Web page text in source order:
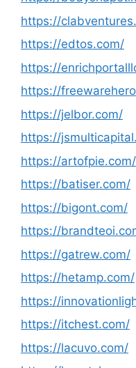
https://
https://edtos.com/
https://
https://
https://jelbor.com/
https://
https://artofpie.com/
https://batiser.com/
https://bigont.com/
https://
https://gatrew.com/
https://hetamp.com/
https://
https://itchest.com/
https://lacuvo.com/